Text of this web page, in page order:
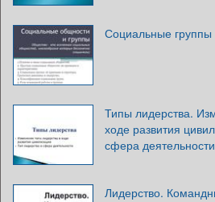
Социальные группы
Типы лидерства.
ходе развития
сфера деятельности
Лидерство.